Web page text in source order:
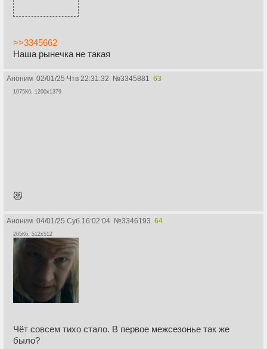
>>3345662
Наша рынечка не такая
Аноним 02/01/25 Чтв 22:31:32 №3345881 63
1075Кб, 1200x1379
😻
Аноним 04/01/25 Суб 16:02:04 №3346193 64
265Кб, 512x512
Чёт совсем тихо стало. В первое межсезонье так же
было?